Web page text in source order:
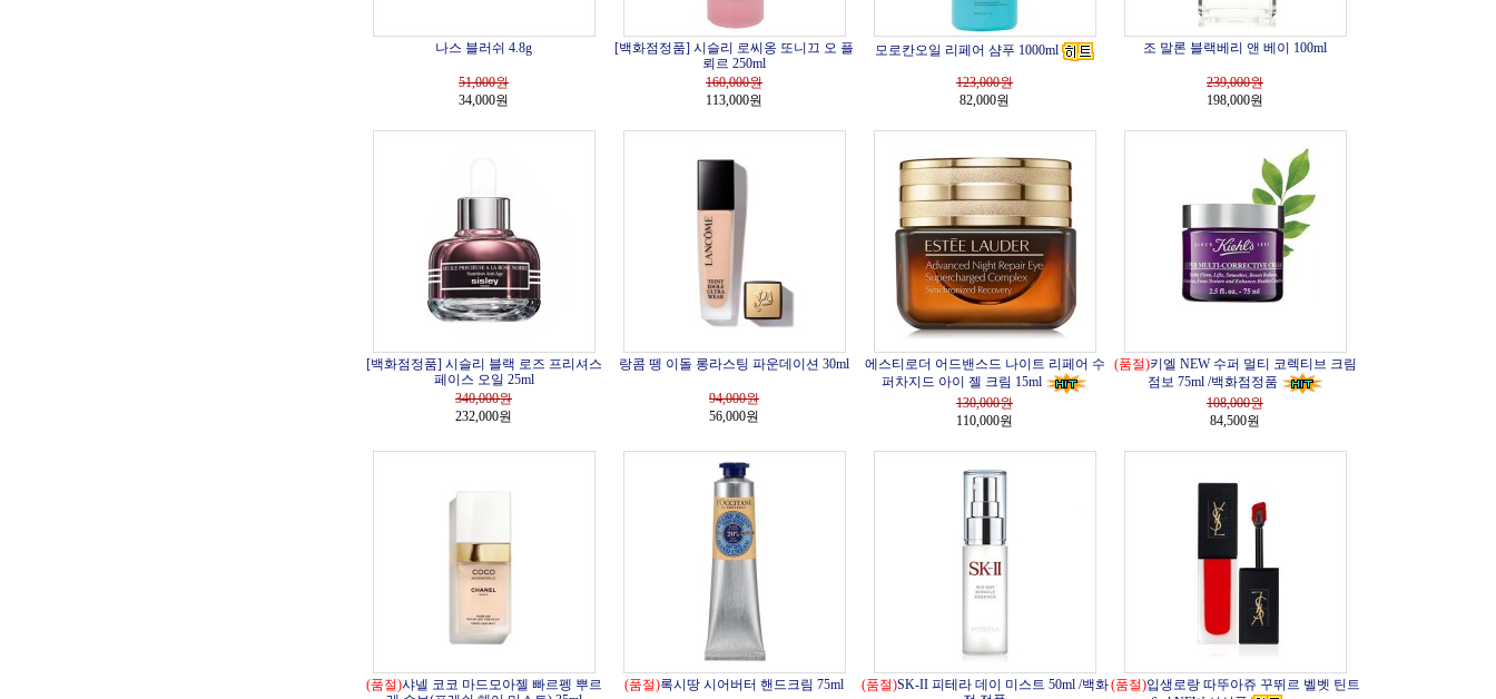
나스 블러쉬 4.8g
51,000원
34,000원
[백화점정품] 시슬리 로씨옹 또니끄 오 플
뢰르 250ml
160,000원
113,000원
모로칸오일 리페어 샴푸 1000ml
123,000원
82,000원
조 말론 블랙베리 앤 베이 100ml
239,000원
198,000원
[백화점정품] 시슬리 블랙 로즈 프리셔스
페이스 오일 25ml
340,000원
232,000원
랑콤 뗑 이돌 롱라스팅 파운데이션 30ml
94,000원
56,000원
에스티로더 어드밴스드 나이트 리페어 수
퍼차지드 아이 젤 크림 15ml
130,000원
110,000원
(품절)키엘 NEW 수퍼 멀티 코렉티브 크림
점보 75ml /백화점정품
108,000원
84,500원
(품절)샤넬 코코 마드모아젤 빠르펭 뿌르
(품절)록시땅 시어버터 핸드크림 75ml (품절)SK-II 피테라 데이 미스트 50ml /백화(품절)입생로랑 따뚜아쥬 꾸뛰르 벨벳 틴트